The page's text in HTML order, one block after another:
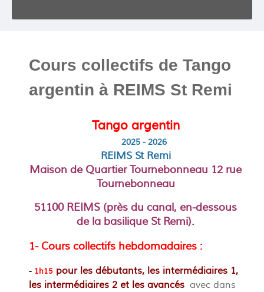
Cours collectifs de Tango
argentin à REIMS St Remi
Tango argentin
2025 - 2026
REIMS St Remi
Maison de Quartier Tournebonneau 12 rue
Tournebonneau
51100 REIMS (près du canal, en-dessous
de la basilique St Remi).
1- Cours collectifs hebdomadaires :
- 1h15 pour les débutants, les intermédiaires 1,
les intermédiaires 2 et les avancés avec dans